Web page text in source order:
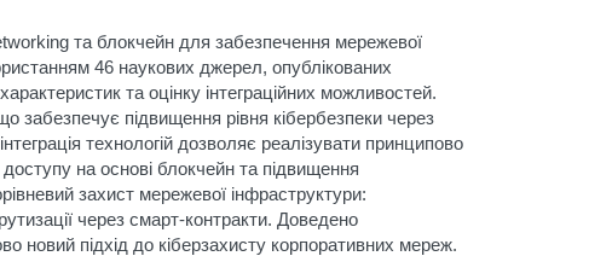
та блокчейн для забезпечення мережевої
46 наукових джерел, опублікованих
та оцінку інтеграційних можливостей.
забезпечує підвищення рівня кібербезпеки через
технологій дозволяє реалізувати принципово
на основі блокчейн та підвищення
захист мережевої інфраструктури:
через смарт-контракти. Доведено
новий підхід до кіберзахисту корпоративних мереж.